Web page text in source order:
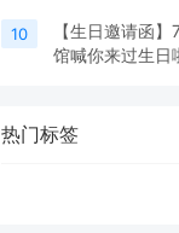
10
【生日邀请函
馆喊你来过生日
热门标签